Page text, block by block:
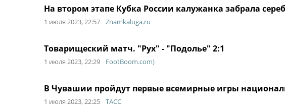
На втором этапе Кубка России калужанка забрала
1 июля 2023, 22:57 Znamkaluga.ru
Товарищеский матч. "Рух" - "Подолье" 2:1
1 июля 2023, 22:29 FootBoom.com)
В Чувашии пройдут первые всемирные игры
1 июля 2023, 22:25 ТАСС